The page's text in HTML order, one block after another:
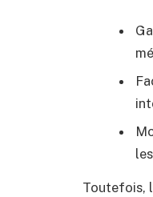
Toutefois,